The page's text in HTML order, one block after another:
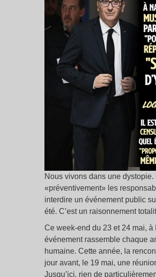
Nous vivons dans une
«préventivement» les
interdire un événement public
été. C’est un raisonnement
Ce week-end du 23 et 24 mai,
événement rassemble chaque
humaine. Cette année, la
jour avant, le 19 mai, une
Jusqu’ici, rien de